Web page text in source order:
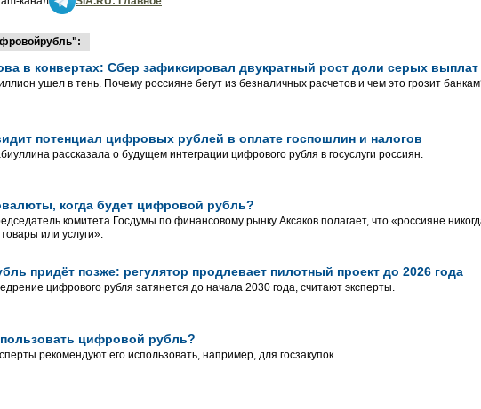
в конвертах: Сбер зафиксировал двукратный рост доли серых
ушел в тень. Почему россияне бегут из безналичных расчетов и чем это грозит
потенциал цифровых рублей в оплате госпошлин и налогов
рассказала о будущем интеграции цифрового рубля в госуслуги россиян.
когда будет цифровой рубль?
комитета Госдумы по финансовому рынку Аксаков полагает, что «россияне
или услуги».
придёт позже: регулятор продлевает пилотный проект до 2026 года
цифрового рубля затянется до начала 2030 года, считают эксперты.
цифровой рубль?
рекомендуют его использовать, например, для госзакупок .